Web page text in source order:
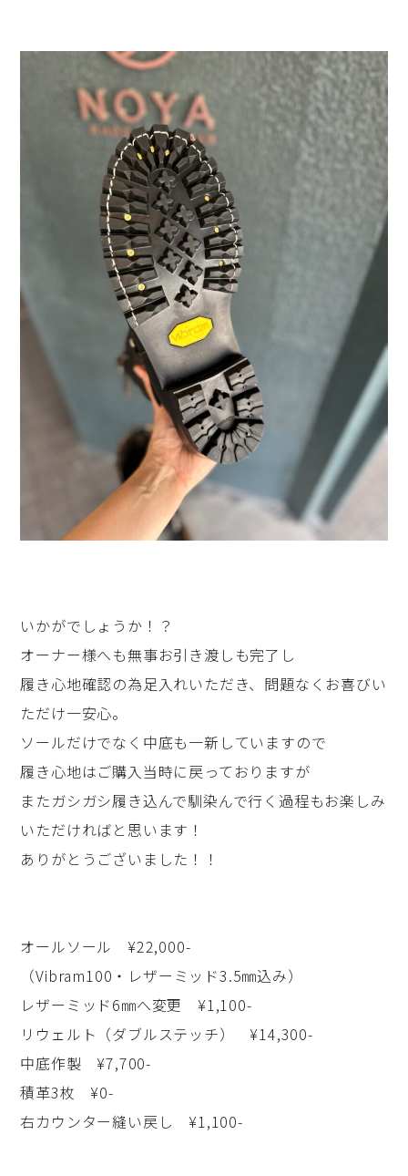
いかがでしょうか！？
オーナー様へも無事お引き渡しも完了し
履き心地確認の為足入れいただき、問題なくお喜びい
ただけ一安心。
ソールだけでなく中底も一新していますので
履き心地はご購入当時に戻っておりますが
またガシガシ履き込んで馴染んで行く過程もお楽しみ
いただければと思います！
ありがとうございました！！
オールソール ¥22,000-
（Vibram100・レザーミッド3.5㎜込み）
レザーミッド6㎜へ変更 ¥1,100-
リウェルト（ダブルステッチ） ¥14,300-
中底作製 ¥7,700-
積革3枚 ¥0-
右カウンター縫い戻し ¥1,100-